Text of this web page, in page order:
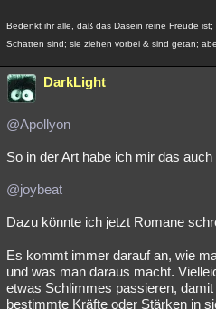
Bedenkt ihr alle, daß das Dasein reine Freude
Schatten sind; sie ziehen vorbei & sind getan;
DarkLight
@Apollyon
So in der Art habe ich mir das
@joybeat
Dazu könnte ich jetzt Romane
Es kommt immer darauf an, wie
und was man daraus macht.
etwas Schlimmes passieren,
bestimmte Kräfte oder Stärken in